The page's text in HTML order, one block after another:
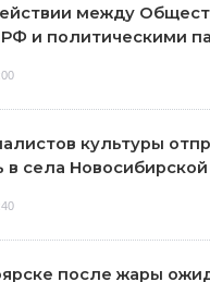
между
и политическими
культуры
в села
после жары